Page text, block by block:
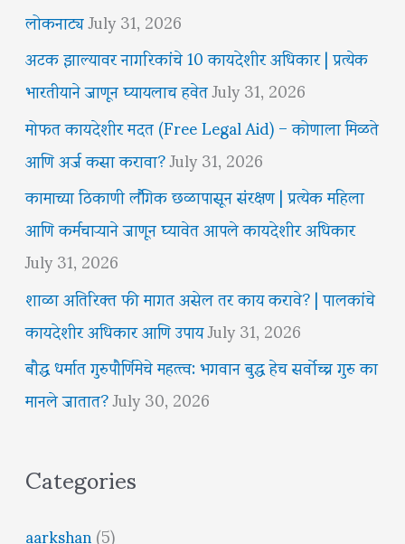
लोकनाट्यJuly 31, 2026
अटक झाल्यावर नागरिकांचे 10 कायदेशीर अधिकार | प्रत्येक
भारतीयाने जाणून घ्यायलाच हवेतJuly 31, 2026
मोफत कायदेशीर मदत (Free Legal Aid) – कोणाला मिळते
आणि अर्ज कसा करावा?July 31, 2026
कामाच्या ठिकाणी लैंगिक छळापासून संरक्षण | प्रत्येक महिला
आणि कर्मचाऱ्याने जाणून घ्यावेत आपले कायदेशीर अधिकार
July 31, 2026
शाळा अतिरिक्त फी मागत असेल तर काय करावे? | पालकांचे
कायदेशीर अधिकार आणि उपायJuly 31, 2026
बौद्ध धर्मात गुरुपौर्णिमेचे महत्त्व: भगवान बुद्ध हेच सर्वोच्च गुरु का
मानले जातात?July 30, 2026
Categories